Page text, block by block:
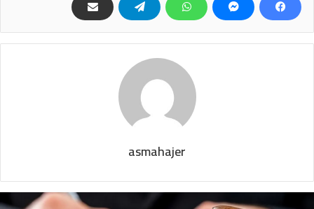
asmahajer